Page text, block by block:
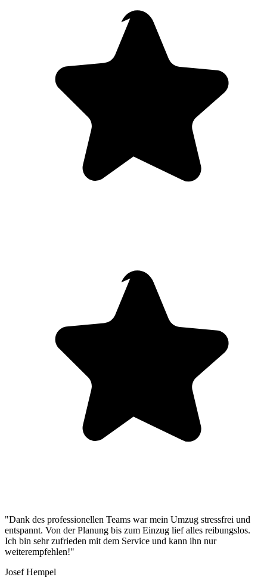
"Dank des professionellen Teams war mein Umzug stressfrei und
entspannt. Von der Planung bis zum Einzug lief alles reibungslos.
Ich bin sehr zufrieden mit dem Service und kann ihn nur
weiterempfehlen!"
Josef Hempel